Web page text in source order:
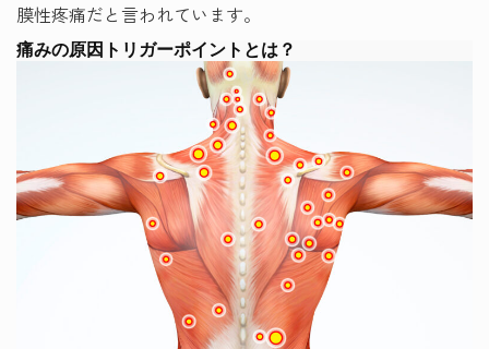
膜性疼痛だと言われています。
痛みの原因トリガーポイントとは？